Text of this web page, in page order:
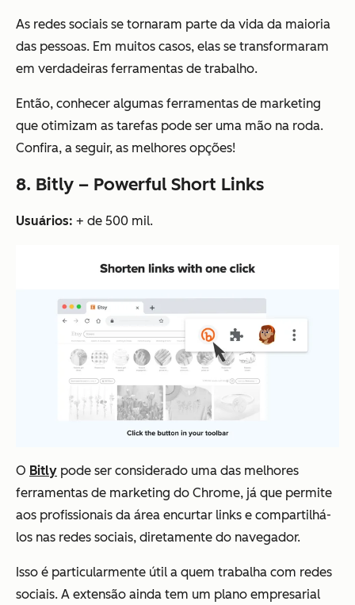
As redes sociais se tornaram parte da vida da maioria
das pessoas. Em muitos casos, elas se transformaram
em verdadeiras ferramentas de trabalho.
Então, conhecer algumas ferramentas de marketing
que otimizam as tarefas pode ser uma mão na roda.
Confira, a seguir, as melhores opções!
8. Bitly – Powerful Short Links
Usuários: + de 500 mil.
O Bitly pode ser considerado uma das melhores
ferramentas de marketing do Chrome, já que permite
aos profissionais da área encurtar links e compartilhá-
los nas redes sociais, diretamente do navegador.
Isso é particularmente útil a quem trabalha com redes
sociais. A extensão ainda tem um plano empresarial